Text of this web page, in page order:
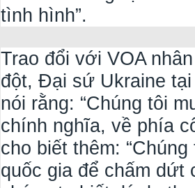
tình hình”.
Trao đổi với VOA
đột, Đại sứ Ukraine
nói rằng: “Chúng tôi
chính nghĩa, về phía
cho biết thêm:
quốc gia để chấm dứt